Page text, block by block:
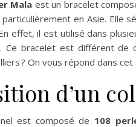
Mala est un bracelet
en Asie. Elle
effet, il est utilisé dans
Ce bracelet est différent de
? On vous répond dans cet
d’un
est composé de 108